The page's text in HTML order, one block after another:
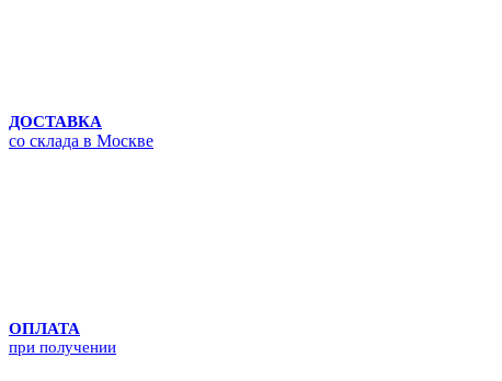
ДОСТАВКА
со склада в Москве
ОПЛАТА
при получении